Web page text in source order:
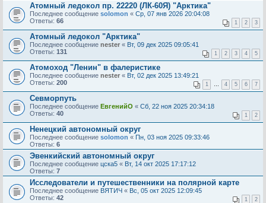
Атомный ледокол пр. 22220 (ЛК-60Я) "Арктика"
Последнее сообщение solomon « Ср, 07 янв 2026 20:04:08
Ответы: 66 1 2 3
Атомный ледокол "Арктика"
Последнее сообщение nester « Вт, 09 дек 2025 09:05:41
Ответы: 131 1 2 3 4 5
Атомоход "Ленин" в фалеристике
Последнее сообщение nester « Вт, 02 дек 2025 13:49:21
Ответы: 200 1 4 5 6 7
Севморпуть
Последнее сообщение ЕвгенийО « Сб, 22 ноя 2025 20:34:18
Ответы: 40 1 2
Ненецкий автономный округ
Последнее сообщение solomon « Пн, 03 ноя 2025 09:33:46
Ответы: 6
Эвенкийский автономный округ
Последнее сообщение цска5 « Вт, 14 окт 2025 17:17:12
Ответы: 7
Исследователи и путешественники на полярной карте
Последнее сообщение ВЯТИЧ « Вс, 05 окт 2025 12:09:45
Ответы: 42 1 2